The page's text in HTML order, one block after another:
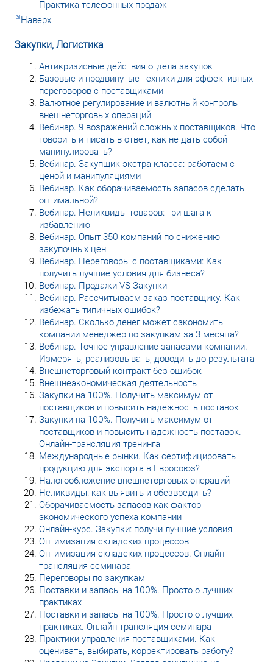
Практика телефонных продаж
Наверх
Закупки, Логистика
Антикризисные действия отдела закупок
Базовые и продвинутые техники для эффективных
переговоров с поставщиками
Валютное регулирование и валютный контроль
внешнеторговых операций
Вебинар. 9 возражений сложных поставщиков. Что
говорить и писать в ответ, как не дать собой
манипулировать?
Вебинар. Закупщик экстра-класса: работаем с
ценой и манипуляциями
Вебинар. Как оборачиваемость запасов сделать
оптимальной?
Вебинар. Неликвиды товаров: три шага к
избавлению
Вебинар. Опыт 350 компаний по снижению
закупочных цен
Вебинар. Переговоры с поставщиками: Как
получить лучшие условия для бизнеса?
Вебинар. Продажи VS Закупки
Вебинар. Рассчитываем заказ поставщику. Как
избежать типичных ошибок?
Вебинар. Сколько денег может сэкономить
компании менеджер по закупкам за 3 месяца?
Вебинар. Точное управление запасами компании.
Измерять, реализовывать, доводить до результата
Внешнеторговый контракт без ошибок
Внешнеэкономическая деятельность
Закупки на 100%. Получить максимум от
поставщиков и повысить надежность поставок
Закупки на 100%. Получить максимум от
поставщиков и повысить надежность поставок.
Онлайн-трансляция тренинга
Международные рынки. Как сертифицировать
продукцию для экспорта в Евросоюз?
Налогообложение внешнеторговых операций
Неликвиды: как выявить и обезвредить?
Оборачиваемость запасов как фактор
экономического успеха компании
Онлайн-курс. Закупки: получи лучшие условия
Оптимизация складских процессов
Оптимизация складских процессов. Онлайн-
трансляция семинара
Переговоры по закупкам
Поставки и запасы на 100%. Просто о лучших
практиках
Поставки и запасы на 100%. Просто о лучших
практиках. Онлайн-трансляция семинара
Практики управления поставщиками. Как
оценивать, выбирать, корректировать работу?